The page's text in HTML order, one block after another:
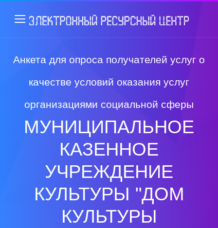
Анкета для опроса получателей услуг о
качестве условий оказания услуг
организациями социальной сферы
МУНИЦИПАЛЬНОЕ
КАЗЕННОЕ
УЧРЕЖДЕНИЕ
КУЛЬТУРЫ "ДОМ
КУЛЬТУРЫ